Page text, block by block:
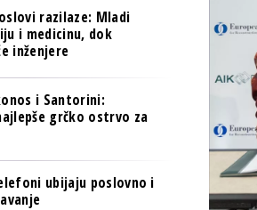
TECH I AI
BIZNIS & SPORT
PULS REGIONA
NOVO NA RAFU
PULS REGIONA
razilaze: Mladi
i medicinu, dok
inženjere
i Santorini:
grčko ostrvo za
ubijaju poslovno i